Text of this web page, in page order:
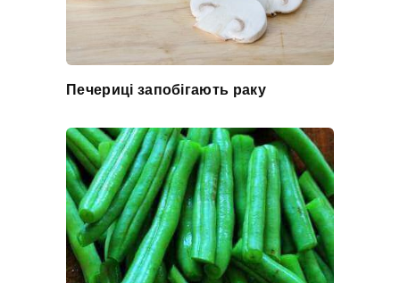
Печериці запобігають раку